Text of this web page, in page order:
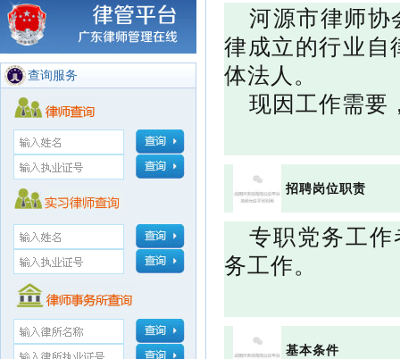
查询服务
河源市律师
律成立的行业自
体法人。
现因工作需要
招聘岗位职责
专职党务工
务工作。
基本条件